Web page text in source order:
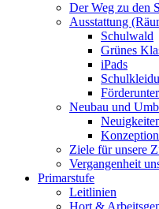
Der Weg zu den
Ausstattung
Schulwald
Grünes
iPads
Neubau und
Ziele für unsere
Vergangenheit
Primarstufe
Leitlinien
Hort &